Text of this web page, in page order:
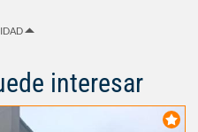
interesar